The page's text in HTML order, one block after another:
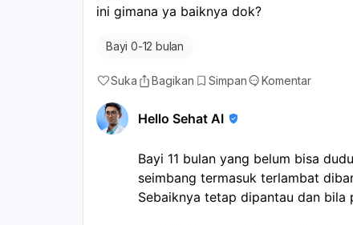
ini gimana ya baiknya dok?
Bayi 0-12 bulan
Suka Bagikan Simpan Komentar
Hello Sehat AI
Bayi 11 bulan yang belum bisa
seimbang termasuk terlambat
Sebaiknya tetap dipantau dan